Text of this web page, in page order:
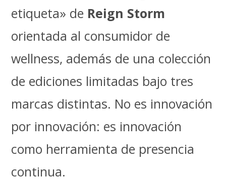
etiqueta» de Reign Storm
orientada al consumidor de
wellness, además de una colección
de ediciones limitadas bajo tres
marcas distintas. No es innovación
por innovación: es innovación
como herramienta de presencia
continua.